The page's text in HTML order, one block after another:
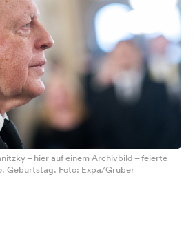
– hier auf einem Archivbild – feierte
Geburtstag. Foto: Expa/Gruber